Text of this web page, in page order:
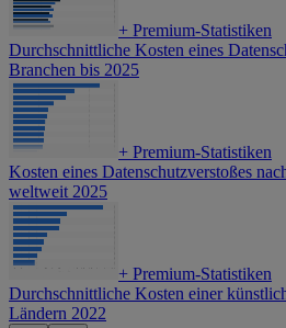
+ Premium-Statistiken
Durchschnittliche Kosten eines
Branchen bis 2025
+ Premium-Statistiken
Kosten eines Datenschutzverstoßes
weltweit 2025
+ Premium-Statistiken
Durchschnittliche Kosten einer
Ländern 2022